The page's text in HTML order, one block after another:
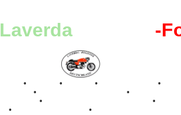
Laverda-Register -
• • • •
•
•
•
•
• •